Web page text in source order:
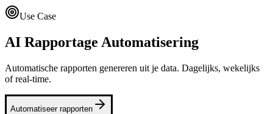
Use Case
AI Rapportage Automatisering
Automatische rapporten genereren uit je data. Dagelijks, wekelijks
of real-time.
Automatiseer rapporten